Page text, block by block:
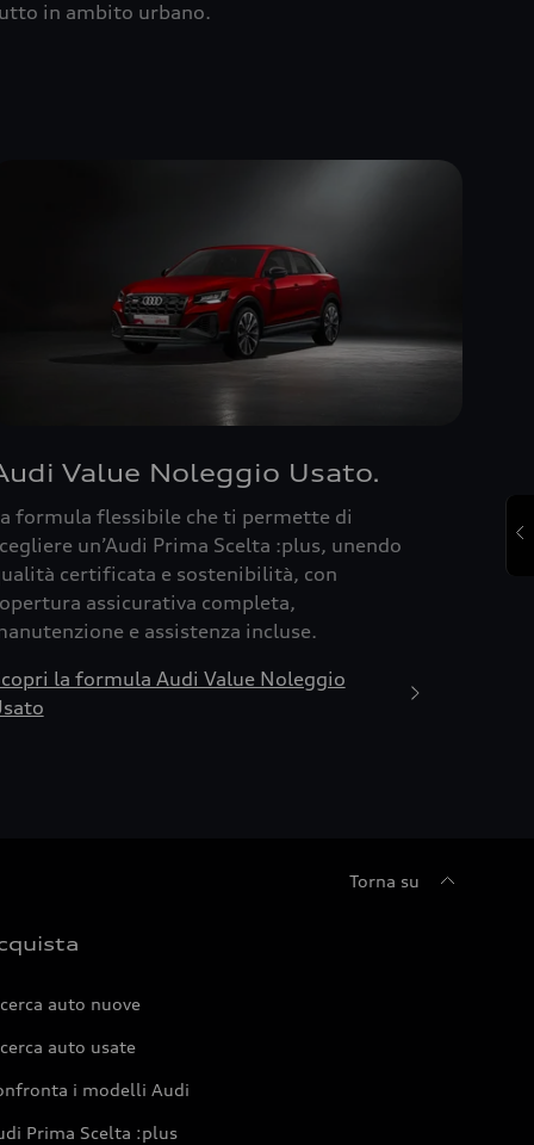
in ambito urbano.
Value Noleggio Usato.
formula flessibile che ti permette di
un’Audi Prima Scelta :plus, unendo
certificata e sostenibilità, con
assicurativa completa,
e assistenza incluse.
la formula Audi Value Noleggio
Torna su
auto nuove
auto usate
i modelli Audi
Prima Scelta :plus